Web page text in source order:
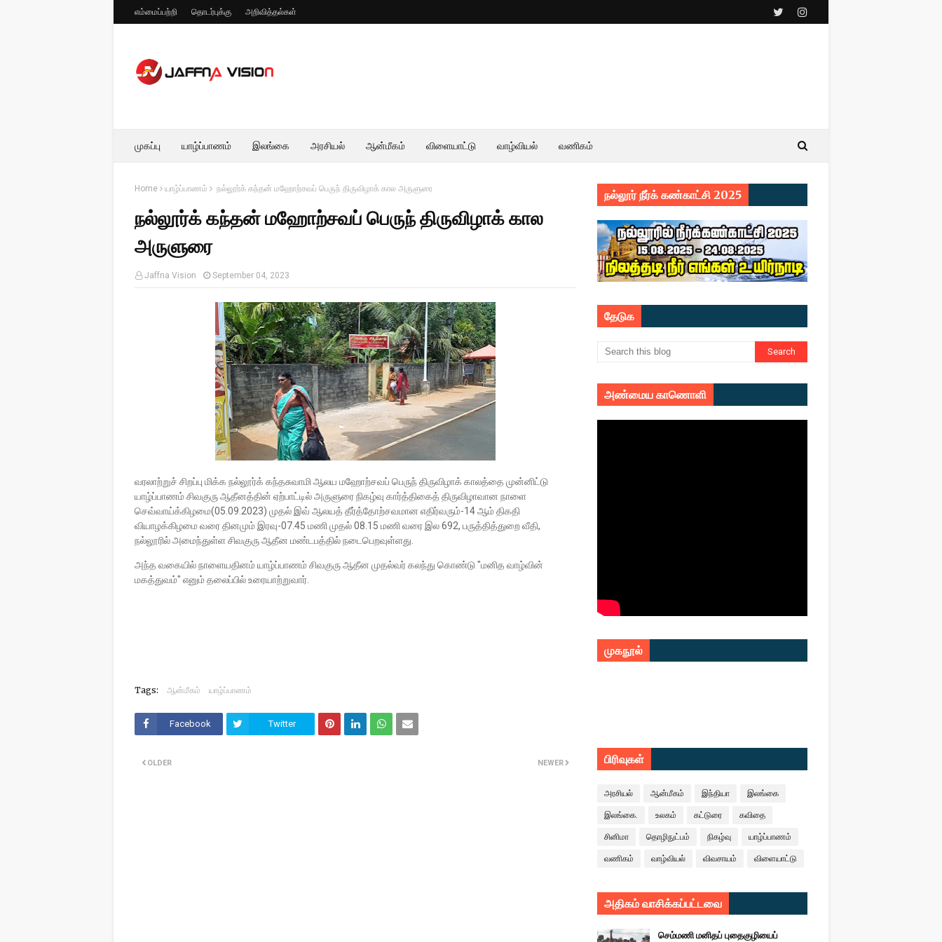
எம்மைப்பற்றி தொடர்புக்கு அறிவித்தல்கள்
முகப்பு யாழ்ப்பாணம் இலங்கை அரசியல் ஆன்மீகம் விளையாட்டு வாழ்வியல் வணிகம்
Home யாழ்ப்பாணம் நல்லூர்க் கந்தன் மஹோற்சவப் பெருந் திருவிழாக் கால அருளுரை
நல்லூர்க் கந்தன் மஹோற்சவப் பெருந் திருவிழாக் கால
அருளுரை
Jaffna Vision September 04, 2023
வரலாற்றுச் சிறப்பு மிக்க நல்லூர்க் கந்தசுவாமி ஆலய மஹோற்சவப் பெருந் திருவிழாக் காலத்தை முன்னிட்டு
யாழ்ப்பாணம் சிவகுரு ஆதீனத்தின் ஏற்பாட்டில் அருளுரை நிகழ்வு கார்த்திகைத் திருவிழாவான நாளை
செவ்வாய்க்கிழமை(05.09.2023) முதல் இவ் ஆலயத் தீர்த்தோற்சவமான எதிர்வரும்-14 ஆம் திகதி
வியாழக்கிழமை வரை தினமும் இரவு-07.45 மணி முதல் 08.15 மணி வரை இல 692, பருத்தித்துறை வீதி,
நல்லூரில் அமைந்துள்ள சிவகுரு ஆதீன மண்டபத்தில் நடைபெறவுள்ளது.
அந்த வகையில் நாளையதினம் யாழ்ப்பாணம் சிவகுரு ஆதீன முதல்வர் கலந்து கொண்டு "மனித வாழ்வின்
மகத்துவம்" எனும் தலைப்பில் உரையாற்றுவார்.
Tags: ஆன்மீகம் யாழ்ப்பாணம்
Facebook Twitter
NEWER
OLDER
நல்லூர் நீர்க் கண்காட்சி 2025
தேடுக
அண்மைய காணொளி
முகநூல்
பிரிவுகள்
அரசியல் ஆன்மீகம் இந்தியா இலங்கை
இலங்கை. உலகம் கட்டுரை கவிதை
சினிமா தொழிநுட்பம் நிகழ்வு யாழ்ப்பாணம்
வணிகம் வாழ்வியல் விவசாயம் விளையாட்டு
அதிகம் வாசிக்கப்பட்டவை
செம்மணி மனிதப் புதைகுழியைப்